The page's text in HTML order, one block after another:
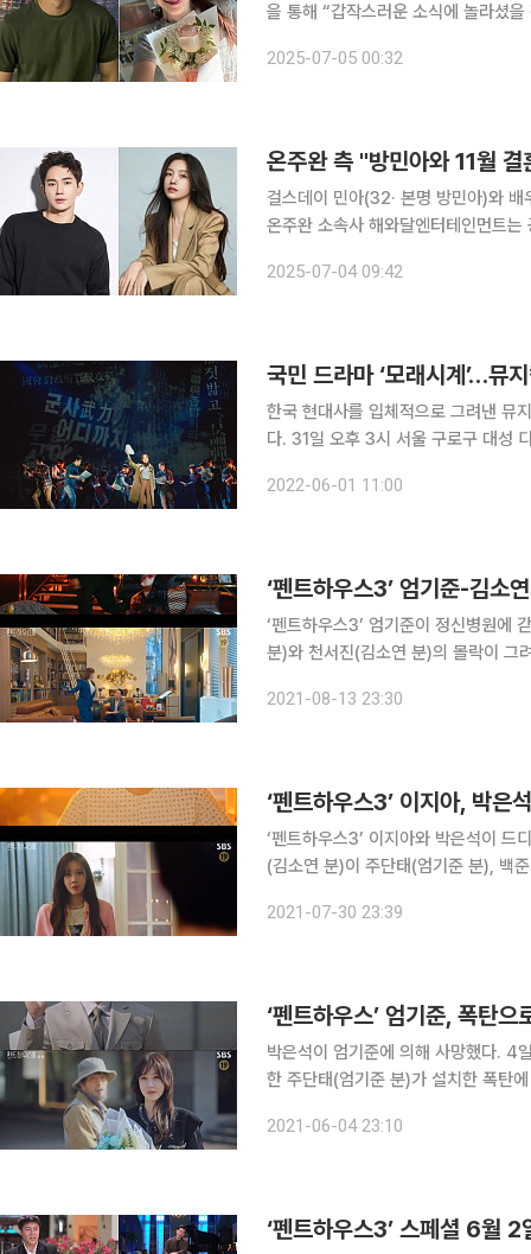
을 통해 “갑작스러운 소식에 놀라셨
름없이 늘 그렇듯 밝게 웃으며 인사하
2025-07-05 00:32
온주완 측 "방민아와 11월
걸스데이 민아(32· 본명 방민아)와 배
온주완 소속사 해와달엔터테인먼트
운 친인척만 참석하는 비공개 결혼식
2025-07-04 09:42
국민 드라마 ‘모래시계’…뮤
한국 현대사를 입체적으로 그려낸 뮤
다. 31일 오후 3시 서울 구로구 대성 디큐브아트센터에서 뮤지컬 ‘모래시계’ 프레스콜이 열렸다. 이
가시계’로 불리며 최고 시청률
2022-06-01 11:00
‘펜트하우스3’ 엄기준이 정신병원에 갇혔다. 13일 방송된 SBS ‘펜트하우스3’에서
분)와 천서진(김소연 분)의 몰락이 그려졌다. 이날 백준기(온주완 분)는 로건을 감
다. 이어 백준기는 주단태를 찾아 로
2021-08-13 23:30
‘펜트하우스3’ 이지아와 박은석이 드디어 만났다. 30일 방송된 SBS ‘펜
(김소연 분)이 주단태(엄기준 분), 백
그런데 네가 협조해줬으면 좋겠다”라
2021-07-30 23:39
‘펜트하우스’ 엄기준, 폭탄
박은석이 엄기준에 의해 사망했다. 4일 SBS 금요드라마 ‘펜트하우스3’ 첫 회에서는 교도소를 탈출
한 주단태(엄기준 분)가 설치한 폭탄에 사
이후 로건리는 준기와 함께 한국으로
2021-06-04 23:10
‘펜트하우스3’ 스페셜 6월